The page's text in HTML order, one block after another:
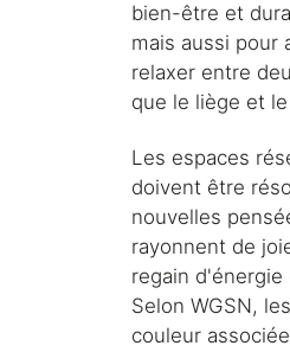
bien-être et
mais aussi pour
relaxer entre
que le liège et
Les espaces
doivent être
nouvelles
rayonnent de
regain
Selon WGSN,
couleur